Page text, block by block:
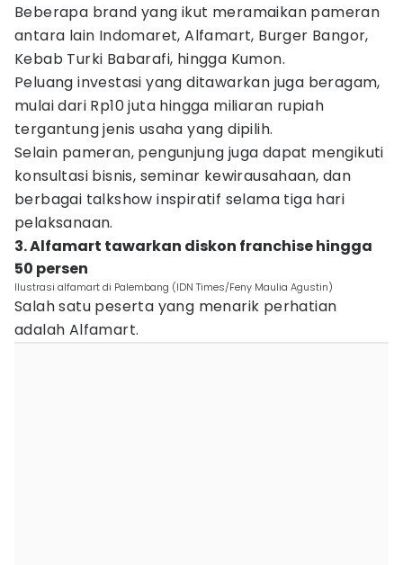
Beberapa brand yang ikut meramaikan pameran
antara lain Indomaret, Alfamart, Burger Bangor,
Kebab Turki Babarafi, hingga Kumon.
Peluang investasi yang ditawarkan juga beragam,
mulai dari Rp10 juta hingga miliaran rupiah
tergantung jenis usaha yang dipilih.
Selain pameran, pengunjung juga dapat mengikuti
konsultasi bisnis, seminar kewirausahaan, dan
berbagai talkshow inspiratif selama tiga hari
pelaksanaan.
3. Alfamart tawarkan diskon franchise hingga
50 persen
Ilustrasi alfamart di Palembang (IDN Times/Feny Maulia Agustin)
Salah satu peserta yang menarik perhatian
adalah Alfamart.